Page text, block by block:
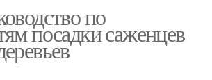
по
посадки саженцев